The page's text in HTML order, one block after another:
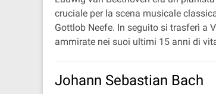
cruciale per la scena musicale
Gottlob Neefe. In seguito si trasferì a
ammirate nei suoi ultimi 15 anni di
Johann Sebastian Bach